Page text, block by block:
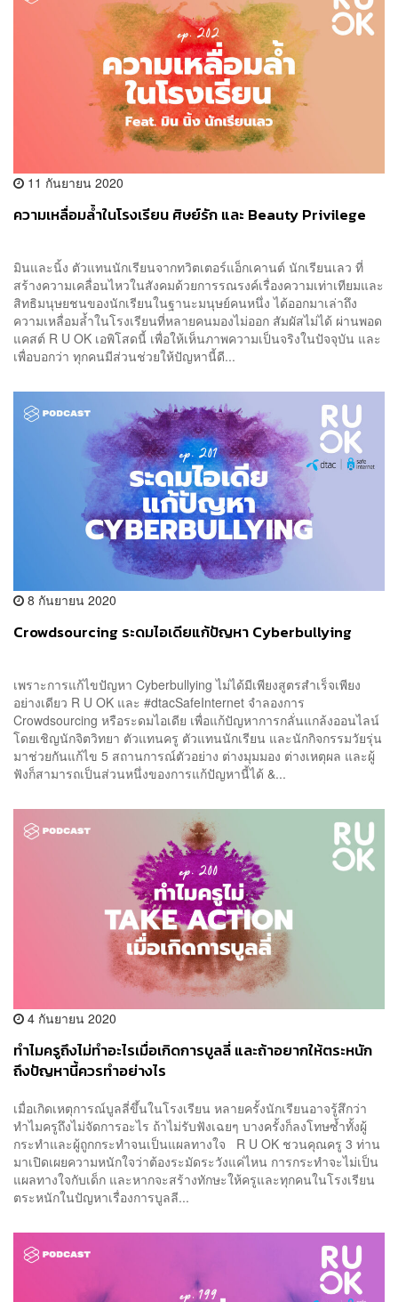
11 กันยายน 2020
ความเหลื่อมล้ำในโรงเรียน ศิษย์รัก และ Beauty Privilege
มินและนิ้ง ตัวแทนนักเรียนจากทวิตเตอร์แอ็กเคานต์ นักเรียนเลว ที่
สร้างความเคลื่อนไหวในสังคมด้วยการรณรงค์เรื่องความเท่าเทียมและ
สิทธิมนุษยชนของนักเรียนในฐานะมนุษย์คนหนึ่ง ได้ออกมาเล่าถึง
ความเหลื่อมล้ำในโรงเรียนที่หลายคนมองไม่ออก สัมผัสไม่ได้ ผ่านพอด
แคสต์ R U OK เอพิโสดนี้ เพื่อให้เห็นภาพความเป็นจริงในปัจจุบัน และ
เพื่อบอกว่า ทุกคนมีส่วนช่วยให้ปัญหานี้ดี...
8 กันยายน 2020
Crowdsourcing ระดมไอเดียแก้ปัญหา Cyberbullying
เพราะการแก้ไขปัญหา Cyberbullying ไม่ได้มีเพียงสูตรสำเร็จเพียง
อย่างเดียว R U OK และ #dtacSafeInternet จำลองการ
Crowdsourcing หรือระดมไอเดีย เพื่อแก้ปัญหาการกลั่นแกล้งออนไลน์
โดยเชิญนักจิตวิทยา ตัวแทนครู ตัวแทนนักเรียน และนักกิจกรรมวัยรุ่น
มาช่วยกันแก้ไข 5 สถานการณ์ตัวอย่าง ต่างมุมมอง ต่างเหตุผล และผู้
ฟังก็สามารถเป็นส่วนหนึ่งของการแก้ปัญหานี้ได้ &...
4 กันยายน 2020
ทำไมครูถึงไม่ทำอะไรเมื่อเกิดการบูลลี่ และถ้าอยากให้ตระหนัก
ถึงปัญหานี้ควรทำอย่างไร
เมื่อเกิดเหตุการณ์บูลลี่ขึ้นในโรงเรียน หลายครั้งนักเรียนอาจรู้สึกว่า
ทำไมครูถึงไม่จัดการอะไร ถ้าไม่รับฟังเฉยๆ บางครั้งก็ลงโทษซ้ำทั้งผู้
กระทำและผู้ถูกกระทำจนเป็นแผลทางใจ R U OK ชวนคุณครู 3 ท่าน
มาเปิดเผยความหนักใจว่าต้องระมัดระวังแค่ไหน การกระทำจะไม่เป็น
แผลทางใจกับเด็ก และหากจะสร้างทักษะให้ครูและทุกคนในโรงเรียน
ตระหนักในปัญหาเรื่องการบูลลี...